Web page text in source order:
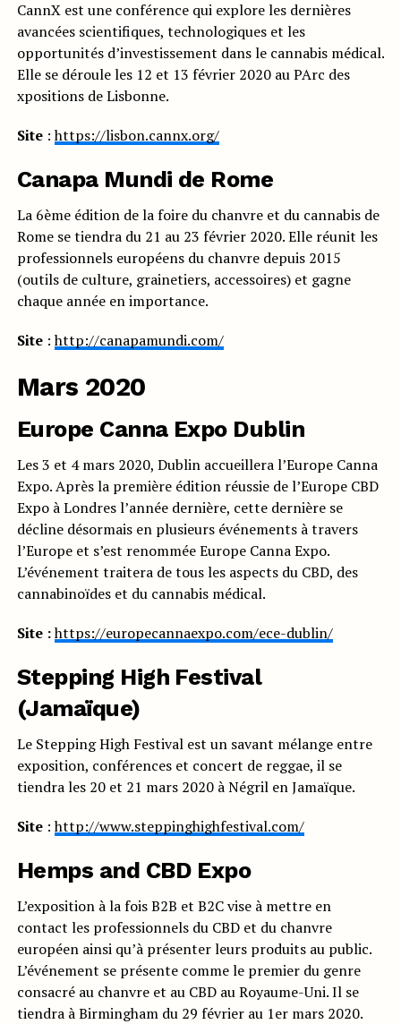
CannX est une conférence qui explore les dernières
avancées scientifiques, technologiques et les
opportunités d’investissement dans le cannabis médical.
Elle se déroule les 12 et 13 février 2020 au PArc des
xpositions de Lisbonne.
Site:https://lisbon.cannx.org/
Canapa Mundi de Rome
La 6ème édition de la foire du chanvre et du cannabis de
Rome se tiendra du 21 au 23 février 2020. Elle réunit les
professionnels européens du chanvre depuis 2015
(outils de culture, grainetiers, accessoires) et gagne
chaque année en importance.
Site:http://canapamundi.com/
Mars 2020
Europe Canna Expo Dublin
Les 3 et 4 mars 2020, Dublin accueillera l’Europe Canna
Expo. Après la première édition réussie de l’Europe CBD
Expo à Londres l’année dernière, cette dernière se
décline désormais en plusieurs événements à travers
l’Europe et s’est renommée Europe Canna Expo.
L’événement traitera de tous les aspects du CBD, des
cannabinoïdes et du cannabis médical.
Site :https://europecannaexpo.com/ece-dublin/
Stepping High Festival
(Jamaïque)
Le Stepping High Festival est un savant mélange entre
exposition, conférences et concert de reggae, il se
tiendra les 20 et 21 mars 2020 à Négril en Jamaïque.
Site :http://www.steppinghighfestival.com/
Hemps and CBD Expo
L’exposition à la fois B2B et B2C vise à mettre en
contact les professionnels du CBD et du chanvre
européen ainsi qu’à présenter leurs produits au public.
L’événement se présente comme le premier du genre
consacré au chanvre et au CBD au Royaume-Uni. Il se
tiendra à Birmingham du 29 février au 1er mars 2020.